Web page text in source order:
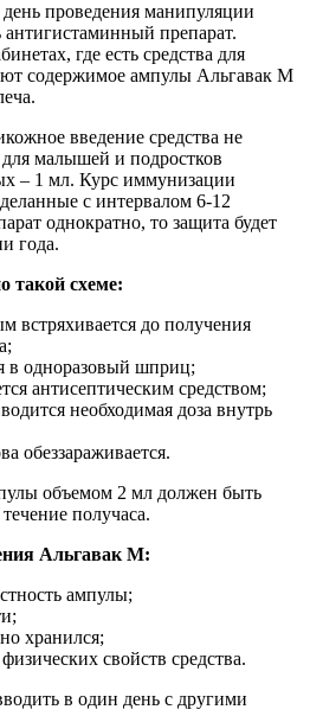
проведения манипуляции
препарат.
где есть средства для
содержимое ампулы Альгавак М
введение средства не
для малышей и подростков
– 1 мл. Курс иммунизации
с интервалом 6-12
однократно, то защита будет
года.
такой схеме:
встряхивается до получения
в одноразовый шприц;
антисептическим средством;
необходимая доза внутрь
обеззараживается.
объемом 2 мл должен быть
получаса.
Альгавак М:
ампулы;
хранился;
свойств средства.
в один день с другими